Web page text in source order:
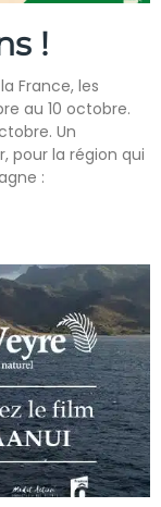
!
France, les
au 10 octobre.
Un
pour la région qui
: